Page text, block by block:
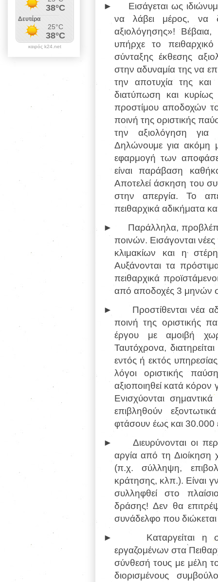
►
Eισάγεται ως
να λάβει μέρος, να
αξιολόγησης»! Βέβαια,
υπήρχε το
σύνταξης έκθεσης
στην αδυναμία της να
την αποτυχία της και
διατύπωση και κυρίως
προστίμου αποδοχών
ποινή της οριστικής
την αξιολόγηση για
Δηλώνουμε για ακόμη
εφαρμογή των
είναι παράβαση
Αποτελεί άσκηση του
στην απεργία. Το
πειθαρχικά αδικήματα
►
Παράλληλα,
ποινών. Εισάγονται
κλιμακίων και η
Αυξάνονται τα
πειθαρχικά
από αποδοχές 3 μηνών
►
Προστίθενται νέα
ποινή της οριστικής
έργου με αμοιβή
Ταυτόχρονα,
εντός ή εκτός
λόγοι οριστικής
αξιοποιηθεί κατά κόρον
Ενισχύονται
επιβληθούν
φτάσουν έως και
►
Διευρύνονται οι
αργία από τη Διοίκηση
(π.χ. σύλληψη,
κράτησης, κλπ.). Είναι
συλληφθεί στο
δράσης! Δεν θα
συνάδελφο που διώκεται
►
Καταργείται
εργαζομένων στα
σύνθεσή τους με μέλη
διορισμένους
καιρός k24.net